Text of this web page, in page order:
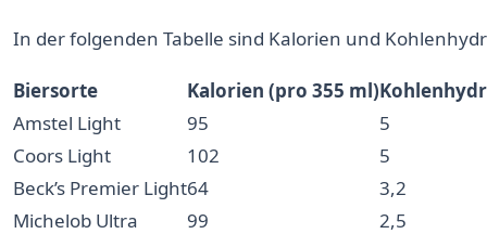
In der folgenden Tabelle sind Kalorien und
Biersorte Kalorien (pro 355 ml)
Amstel Light
95
5
Coors Light
102
5
Beck’s Premier Light64
3,2
Michelob Ultra
99
2,5